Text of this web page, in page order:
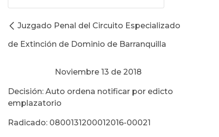
Juzgado Penal del Circuito Especializado
de Extinción de Dominio de Barranquilla
Noviembre 13 de 2018
Decisión: Auto ordena notificar por edicto
emplazatorio
Radicado: 0800131200012016-00021